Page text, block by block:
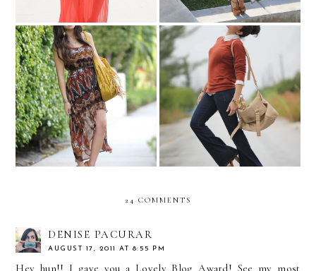
MIAMI ART BASEL Modern preppy!
24 COMMENTS
DENISE PACURAR
AUGUST 17, 2011 AT 8:55 PM
Hey hun!! I gave you a Lovely Blog Award! See my most